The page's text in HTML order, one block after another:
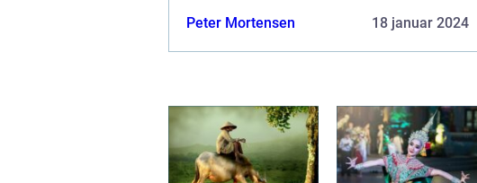
Peter Mortensen 18 januar 2024